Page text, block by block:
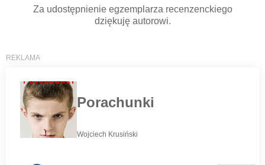
Za udostępnienie egzemplarza recenzenckiego
dziękuję autorowi.